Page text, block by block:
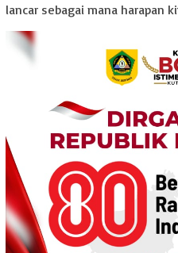
lancar sebagai mana harapan